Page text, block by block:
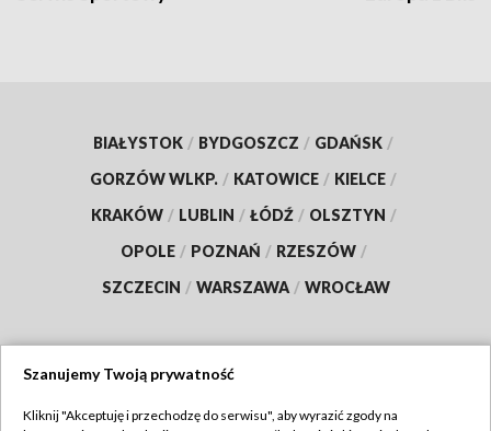
BIAŁYSTOK / BYDGOSZCZ / GDAŃSK /
GORZÓW WLKP. / KATOWICE / KIELCE /
KRAKÓW / LUBLIN / ŁÓDŹ / OLSZTYN /
OPOLE / POZNAŃ / RZESZÓW /
SZCZECIN / WARSZAWA / WROCŁAW
Szanujemy Twoją prywatność
Kliknij "Akceptuję i przechodzę do serwisu", aby wyrazić zgody na